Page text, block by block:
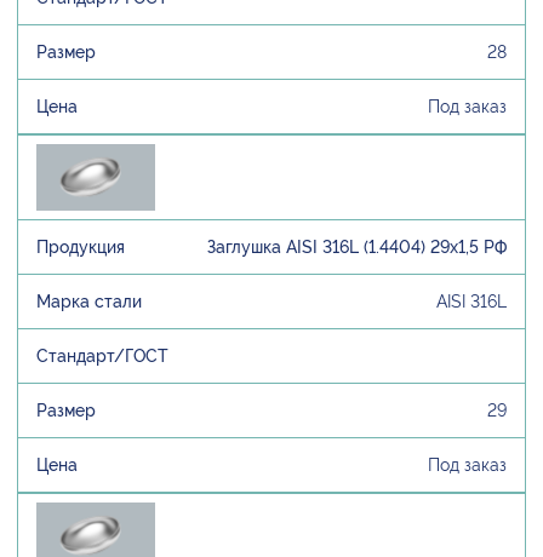
28
Под заказ
Заглушка AISI 316L (1.4404) 29х1,5 РФ
AISI 316L
29
Под заказ